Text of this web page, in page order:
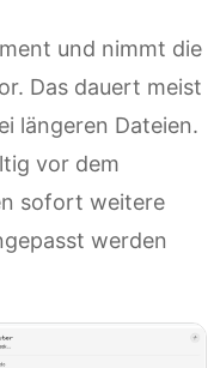
und nimmt die
Das dauert meist
längeren Dateien.
vor dem
sofort weitere
werden